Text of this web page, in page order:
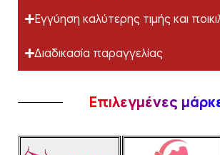
Εγγύηση καλύτερης τιμής και
Διαδικασία παραγγελίας
Επιλεγμένες